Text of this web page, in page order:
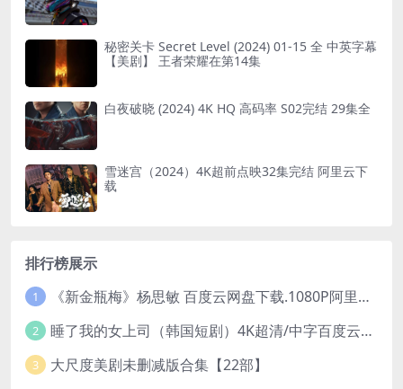
秘密关卡 Secret Level (2024) 01-15 全 中英字幕
【美剧】 王者荣耀在第14集
白夜破晓 (2024) 4K HQ 高码率 S02完结 29集全
雪迷宫（2024）4K超前点映32集完结 阿里云下
载
排行榜展示
1 《新金瓶梅》杨思敏 百度云网盘下载.1080P阿里下载.国语中字.(1996)
2 睡了我的女上司（韩国短剧）4K超清/中字百度云网盘下载
3
大尺度美剧未删减版合集【22部】